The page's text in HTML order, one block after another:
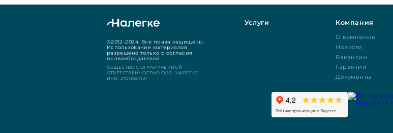
©2012-2024. Все права защищены.
Использование материалов
разрешено только с согласия
правообладателей.
ОБЩЕСТВО С ОГРАНИЧЕННОЙ
ОТВЕТСТВЕННОСТЬЮ ООО "НАЛЕГКЕ"
ИНН: 2700027121
Услуги Компания
О компании
Новости
Вакансии
Гарантии
Документы